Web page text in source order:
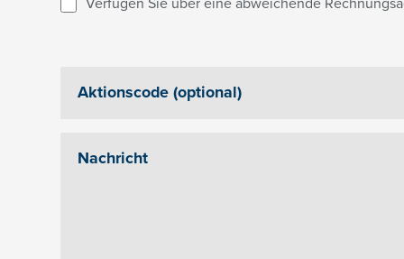
Verfügen Sie über eine abweichende